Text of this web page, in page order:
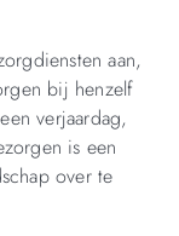
aan,
bij henzelf
verjaardag,
is een
over te